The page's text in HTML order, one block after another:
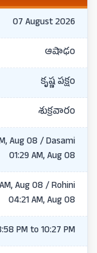
07 August 2026
ఆషాఢం
కృష్ణ పక్షం
శుక్రవారం
Aug 08 / Dasami
01:29 AM, Aug 08
Aug 08 / Rohini
04:21 AM, Aug 08
PM to 10:27 PM